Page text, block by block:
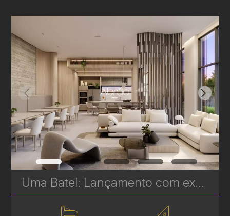
Uma Batel: Lançamento com exclusividade e Sofisticação no Coração do Batel - 164 a 456 m² | Ref. 496